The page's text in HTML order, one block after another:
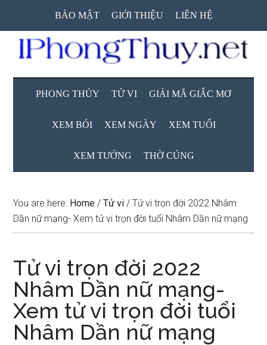
main
content
secondary
menu
primary
sidebar
BẢO MẬT GIỚI THIỆU LIÊN HỆ
PHONG THỦY TỬ VI GIẢI MÃ GIẤC MƠ
XEM BÓI XEM NGÀY XEM TUỔI
XEM TƯỚNG THỜ CÚNG
You are here: Home / Tử vi / Tử vi trọn đời 2022 Nhâm
Dần nữ mạng- Xem tử vi trọn đời tuổi Nhâm Dần nữ mạng
Tử vi trọn đời 2022
Nhâm Dần nữ mạng-
Xem tử vi trọn đời tuổi
Nhâm Dần nữ mạng